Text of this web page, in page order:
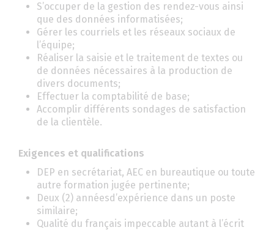
S’occuper de la gestion des rendez-vous ainsi
que des données informatisées;
Gérer les courriels et les réseaux sociaux de
l’équipe;
Réaliser la saisie et le traitement de textes ou
de données nécessaires à la production de
divers documents;
Effectuer la comptabilité de base;
Accomplir différents sondages de satisfaction
de la clientèle.
Exigences et qualifications
DEP en secrétariat, AEC en bureautique ou toute
autre formation jugée pertinente;
Deux (2) annéesd’expérience dans un poste
similaire;
Qualité du français impeccable autant à l’écrit